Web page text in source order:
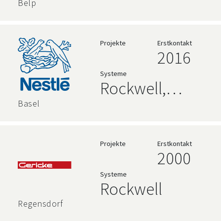
Belp
Basel
Projekte Erstkontakt
2016
Systeme
Rockwell,
Regensdorf
Projekte Erstkontakt
2000
Systeme
Rockwell